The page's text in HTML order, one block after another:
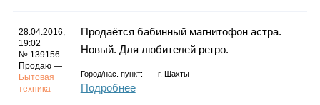
28.04.2016,
19:02
№ 139156
Продаю —
Бытовая
техника
Продаётся бабинный магнитофон астра.
Новый. Для любителей ретро.
Город/нас. пункт: г. Шахты
Подробнее